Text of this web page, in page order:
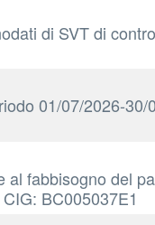
di SVT di
01/07/2026-30/
fabbisogno del
BC005037E1